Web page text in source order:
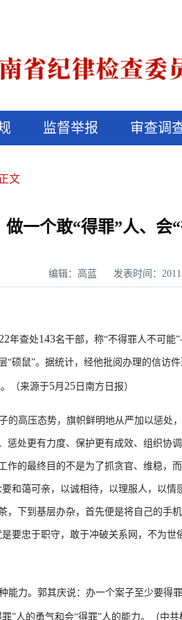
监督举报 审查调
文
做一个敢“得罪”人、会
编辑：高蓝 发表时间：
年查处143名干部，称“不得罪人不可
“硕鼠”。据统计，经他批阅办理的信访
（来源于5月 25 日 南方日报）
的高压态势，旗帜鲜明地从严加以惩处
惩处更有力度、保护更有成效、组织
作的最终目的不是为了抓贪官、维稳，
和蔼可亲，以诚相待，以理服人，以
，下到基层办杂，首先便是将自己的手
要忠于职守，敢于冲破关系网，不为
能力。郭其庆说：办一个案子至少要
”人的勇气和会“得罪”人的能力。（中共